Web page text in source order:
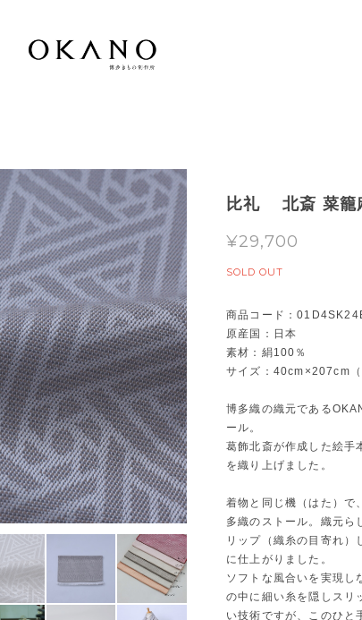
比礼 北斎 菜籠
¥29,700
SOLD OUT
商品コード：
原産国：日本
素材：絹100％
サイズ：40cm×207cm
博多織の織元である
ール。
葛飾北斎が作成した絵手
を織り上げました。
着物と同じ機（はた）で
多織のストール。織元ら
リップ（織糸の目寄れ）
に仕上がりました。
ソフトな風合いを実現し
の中に細い糸を隠しスリ
い技術ですが、このひと